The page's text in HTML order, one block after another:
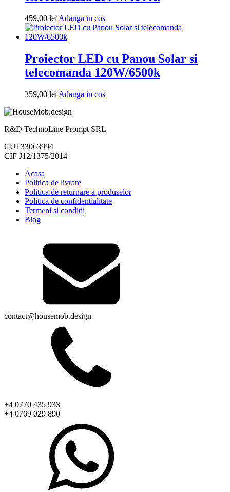
459,00 lei Adauga in cosAdauga
in
Proiector LED cu Panou Solar si
telecomanda 120W/6500k
359,00 lei Adauga in cosAdauga
R&D TechnoLine Prompt SRL
CUI 33063994
CIF J12/1375/2014
Acasa
Politica de livrare
Politica de returnare a produselor
Politica de confidentialitate
Termeni si conditii
Blog
contact@housemob.design
+4 0770 435 933
+4 0769 029 890